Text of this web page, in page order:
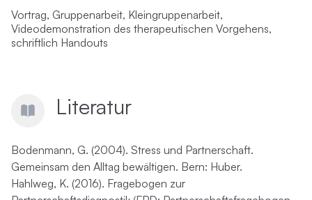
Vortrag, Gruppenarbeit, Kleingruppenarbeit,
Videodemonstration des therapeutischen Vorgehens,
schriftlich Handouts
Literatur
Bodenmann, G. (2004). Stress und Partnerschaft.
Gemeinsam den Alltag bewältigen. Bern: Huber.
Hahlweg, K. (2016). Fragebogen zur